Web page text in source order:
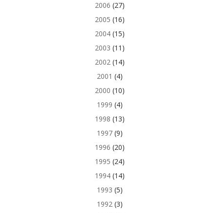
2006 (27)
2005 (16)
2004(15)
2003 (11)
2002(14)
2001 (4)
2000 (10)
1999 (4)
1998 (13)
1997(9)
1996 (20)
1995 (24)
1994(14)
1993 (5)
1992(3)